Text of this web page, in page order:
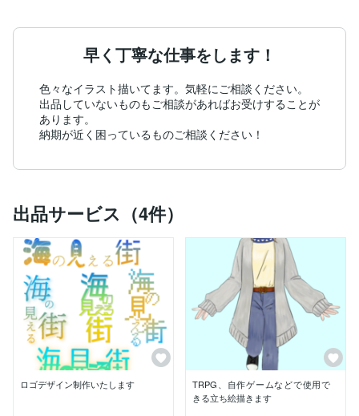
早く丁寧な仕事をします！
色々なイラスト描いてます。気軽にご相談ください。
出品していないものもご相談があればお受けすることが
あります。
納期が近く困っているものご相談ください！
出品サービス（4件）
ロゴデザイン制作いたします
TRPG、自作ゲームなどで使用で
きる立ち絵描きます